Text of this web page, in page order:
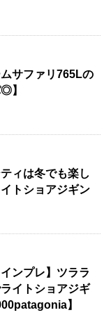
ムサファリ765Lの
】
ィは冬でも楽し
トショアジギン
ンプレ】ツララ
イトショアジギ
】